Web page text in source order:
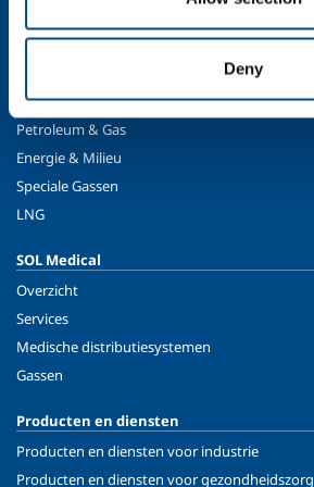
Deny
Metaalproductie
Chemie & Pharma
Petroleum & Gas
Energie & Milieu
Speciale Gassen
LNG
SOL Medical
Overzicht
Services
Medische distributiesystemen
Gassen
Producten en diensten
Producten en diensten voor industrie
Producten en diensten voor gezondheidszorg